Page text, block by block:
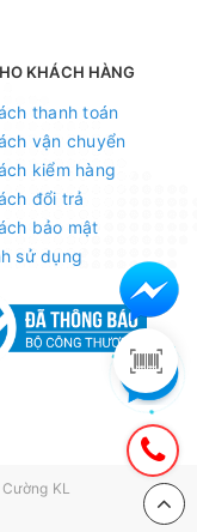
KHÁCH HÀNG
thanh toán
vận chuyển
kiểm hàng
đổi trả
bảo mật
sử dụng
KL